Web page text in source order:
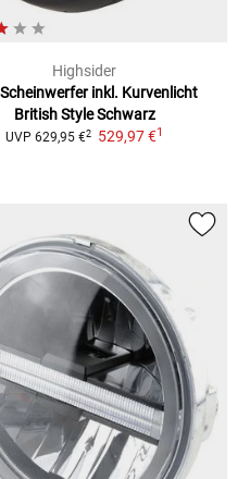
Highsider
inkl. Kurvenlicht
British Style Schwarz
UVP 629,95 €2 529,97 €1